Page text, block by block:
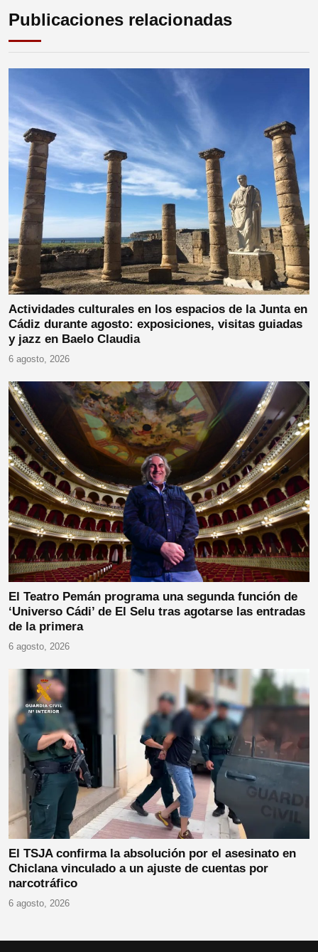
Publicaciones relacionadas
Actividades culturales en los espacios de la Junta en
Cádiz durante agosto: exposiciones, visitas guiadas
y jazz en Baelo Claudia
6 agosto, 2026
El Teatro Pemán programa una segunda función de
‘Universo Cádi’ de El Selu tras agotarse las entradas
de la primera
6 agosto, 2026
El TSJA confirma la absolución por el asesinato en
Chiclana vinculado a un ajuste de cuentas por
narcotráfico
6 agosto, 2026